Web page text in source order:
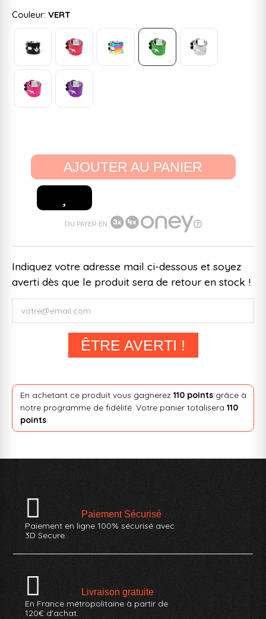
Couleur: VERT
AJOUTER AU PANIER
OU PAYER EN
Indiquez votre adresse mail ci-dessous et soyez
averti dès que le produit sera de retour en stock !
ÊTRE AVERTI !
En achetant ce produit vous gagnerez 110 pointsgrâce à
notre programme de fidélité. Votre panier totalisera 110
points.
Paiement Sécurisé
Paiement en ligne 100% sécurisé avec
3D Secure.
Livraison gratuite
En France métropolitaine à partir de
120€ d'achat.